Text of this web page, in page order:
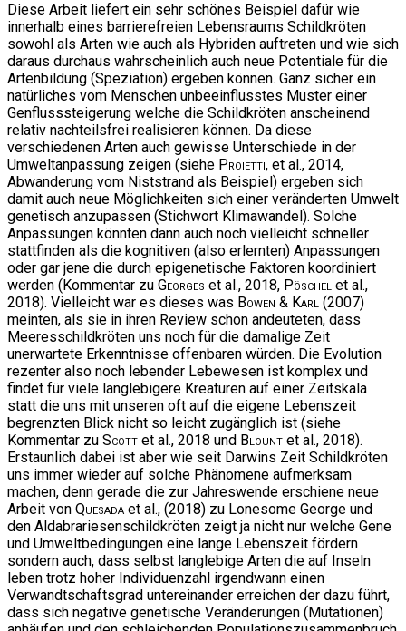
Diese Arbeit liefert ein sehr schönes Beispiel dafür wie
innerhalb eines barrierefreien Lebensraums Schildkröten
sowohl als Arten wie auch als Hybriden auftreten und wie sich
daraus durchaus wahrscheinlich auch neue Potentiale für die
Artenbildung (Speziation) ergeben können. Ganz sicher ein
natürliches vom Menschen unbeeinflusstes Muster einer
Genflusssteigerung welche die Schildkröten anscheinend
relativ nachteilsfrei realisieren können. Da diese
verschiedenen Arten auch gewisse Unterschiede in der
Umweltanpassung zeigen (siehe Proietti, et al., 2014,
Abwanderung vom Niststrand als Beispiel) ergeben sich
damit auch neue Möglichkeiten sich einer veränderten Umwelt
genetisch anzupassen (Stichwort Klimawandel). Solche
Anpassungen könnten dann auch noch vielleicht schneller
stattfinden als die kognitiven (also erlernten) Anpassungen
oder gar jene die durch epigenetische Faktoren koordiniert
werden (Kommentar zu Georges et al., 2018, Pöschel et al.,
2018). Vielleicht war es dieses was Bowen & Karl (2007)
meinten, als sie in ihren Review schon andeuteten, dass
Meeresschildkröten uns noch für die damalige Zeit
unerwartete Erkenntnisse offenbaren würden. Die Evolution
rezenter also noch lebender Lebewesen ist komplex und
findet für viele langlebigere Kreaturen auf einer Zeitskala
statt die uns mit unseren oft auf die eigene Lebenszeit
begrenzten Blick nicht so leicht zugänglich ist (siehe
Kommentar zu Scott et al., 2018 und Blount et al., 2018).
Erstaunlich dabei ist aber wie seit Darwins Zeit Schildkröten
uns immer wieder auf solche Phänomene aufmerksam
machen, denn gerade die zur Jahreswende erschiene neue
Arbeit von Quesada et al., (2018) zu Lonesome George und
den Aldabrariesenschildkröten zeigt ja nicht nur welche Gene
und Umweltbedingungen eine lange Lebenszeit fördern
sondern auch, dass selbst langlebige Arten die auf Inseln
leben trotz hoher Individuenzahl irgendwann einen
Verwandtschaftsgrad untereinander erreichen der dazu führt,
dass sich negative genetische Veränderungen (Mutationen)